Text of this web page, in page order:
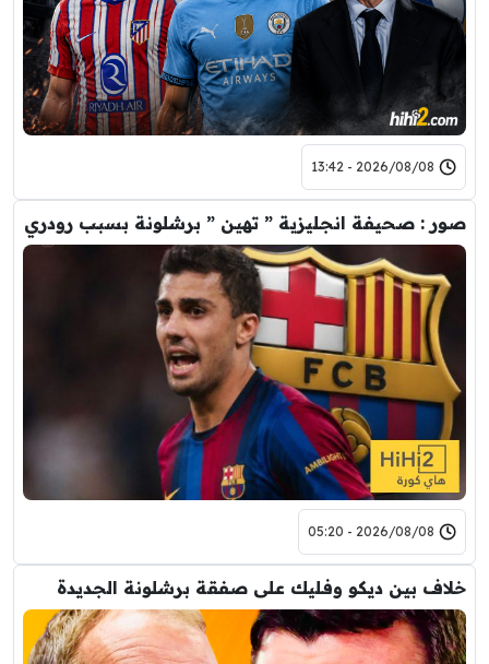
2026/08/08 - 13:42
صور : صحيفة انجليزية ” تهين ” برشلونة بسبب رودري
2026/08/08 - 05:20
خلاف بين ديكو وفليك على صفقة برشلونة الجديدة